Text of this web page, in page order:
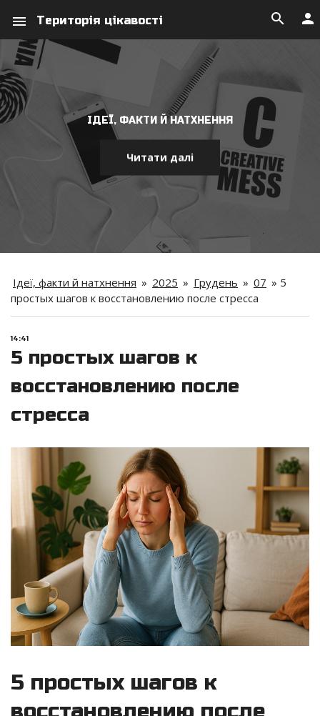
menu Територія цікавості person
search
ІДЕЇ, ФАКТИ Й НАТХНЕННЯ
Читати далі
Ідеї, факти й натхнення » 2025 » Грудень » 07 » 5
простых шагов к восстановлению после стресса
14:41
5 простых шагов к
восстановлению после
стресса
5 простых шагов к